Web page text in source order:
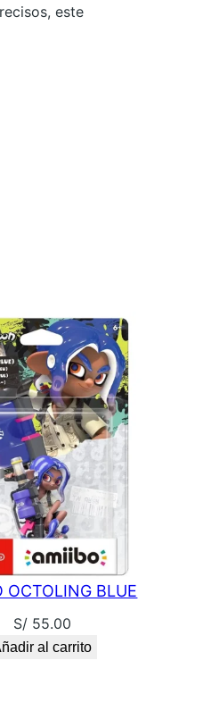
este
OCTOLING BLUE
S/55.00
al carrito